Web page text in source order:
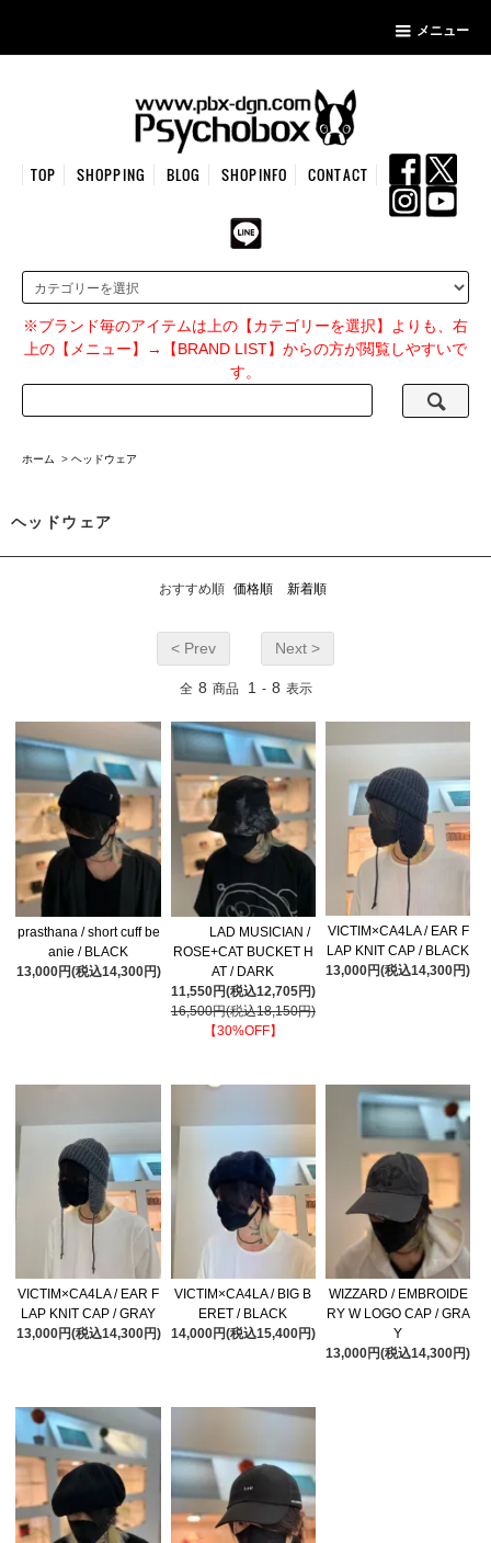
メニュー
TOP SHOPPING BLOG SHOPINFO CONTACT
※ブランド毎のアイテムは上の【カテゴリーを選択】よりも、右
上の【メニュー】→【BRAND LIST】からの方が閲覧しやすいで
す。
ホーム > ヘッドウェア
ヘッドウェア
おすすめ順 価格順 新着順
< Prev Next >
全 8 商品 1 - 8 表示
prasthana / short cuff be
anie / BLACK
13,000円(税込14,300円)
LAD MUSICIAN /
ROSE+CAT BUCKET H
AT / DARK
11,550円(税込12,705円)
16,500円(税込18,150円)
【30%OFF】
VICTIM×CA4LA / EAR F
LAP KNIT CAP / BLACK
13,000円(税込14,300円)
VICTIM×CA4LA / EAR F
LAP KNIT CAP / GRAY
13,000円(税込14,300円)
VICTIM×CA4LA / BIG B
ERET / BLACK
14,000円(税込15,400円)
WIZZARD / EMBROIDE
RY W LOGO CAP / GRA
Y
13,000円(税込14,300円)